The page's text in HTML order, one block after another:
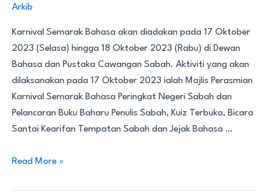
Arkib
Karnival Semarak Bahasa akan diadakan pada 17 Oktober
2023 (Selasa) hingga 18 Oktober 2023 (Rabu) di Dewan
Bahasa dan Pustaka Cawangan Sabah. Aktiviti yang akan
dilaksanakan pada 17 Oktober 2023 ialah Majlis Perasmian
Karnival Semarak Bahasa Peringkat Negeri Sabah dan
Pelancaran Buku Baharu Penulis Sabah, Kuiz Terbuka, Bicara
Santai Kearifan Tempatan Sabah dan Jejak Bahasa …
KARNIVAL
Read More »